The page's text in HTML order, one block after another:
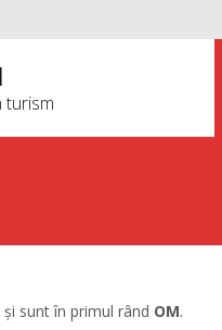
turism
și sunt în primul rând OM.